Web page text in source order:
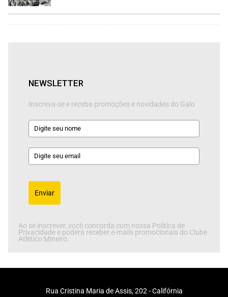
NEWSLETTER
Inscreva-se e receba promoções e novidades do Galo
Enviar
Ao se inscrever, você concorda com nossa Política de
Privacidade e poderá receber e-mails promocionais do Clube
Atlético Mineiro.
Rua Cristina Maria de Assis, 202 - Califórnia